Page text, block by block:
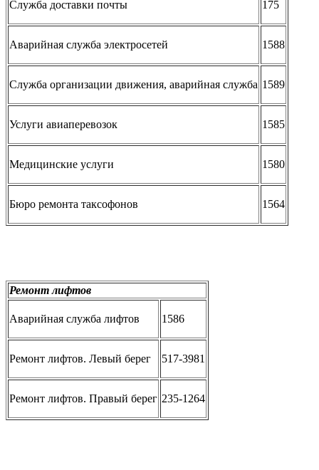
Служба доставки почты 175
Аварийная служба электросетей 1588
Служба организации движения, аварийная служба 1589
Услуги авиаперевозок 1585
Медицинские услуги 1580
Бюро ремонта таксофонов 1564
Ремонт лифтов
Аварийная служба лифтов 1586
Ремонт лифтов. Левый берег 517-3981
Ремонт лифтов. Правый берег 235-1264